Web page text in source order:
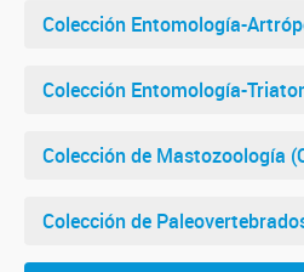
Colección Entomología-
Colección Entomología-
Colección de Mastozoología
Colección de